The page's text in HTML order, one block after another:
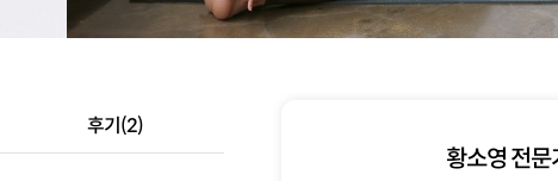
후기(2)
황소영 전문